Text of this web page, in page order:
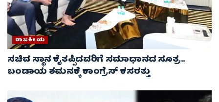
ರಾಜಕೀಯ
ಸಚಿವ ಸ್ಥಾನ ಕೈತಪ್ಪಿದವರಿಗೆ ಸಮಾಧಾನದ ಸೂತ್ರ..
ಬಂಡಾಯ ಶಮನಕ್ಕೆ ಕಾಂಗ್ರೆಸ್ ಕಸರತ್ತು